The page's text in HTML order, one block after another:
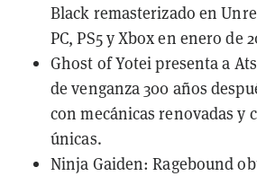
Black remasterizado en
PC, PS5 y Xbox en enero de
Ghost of Yotei presenta a
de venganza 300 años
con mecánicas renovadas y
únicas.
Ninja Gaiden: Ragebound